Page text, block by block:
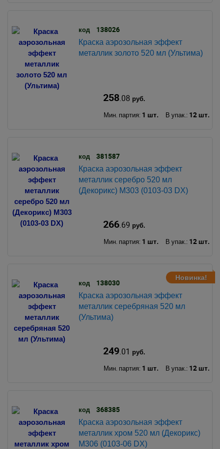
код 138026
Краска аэрозольная эффект
металлик золото 520 мл (Ультима)
258.08 руб.
Мин. партия: 1 шт. В упак.: 12 шт.
код 381587
Краска аэрозольная эффект
металлик серебро 520 мл
(Декорикс) М303 (0103-03 DX)
266.69 руб.
Мин. партия: 1 шт. В упак.: 12 шт.
Новинка!
код 138030
Краска аэрозольная эффект
металлик серебряная 520 мл
(Ультима)
249.01 руб.
Мин. партия: 1 шт. В упак.: 12 шт.
код 368385
Краска аэрозольная эффект
металлик хром 520 мл (Декорикс)
М306 (0103-06 DX)